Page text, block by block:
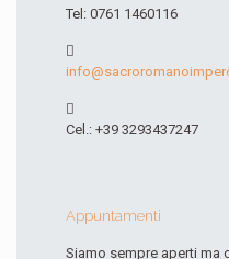
Tel: 0761 1460116
Cel.: +39 3293437247
Appuntamenti
Siamo sempre aperti ma